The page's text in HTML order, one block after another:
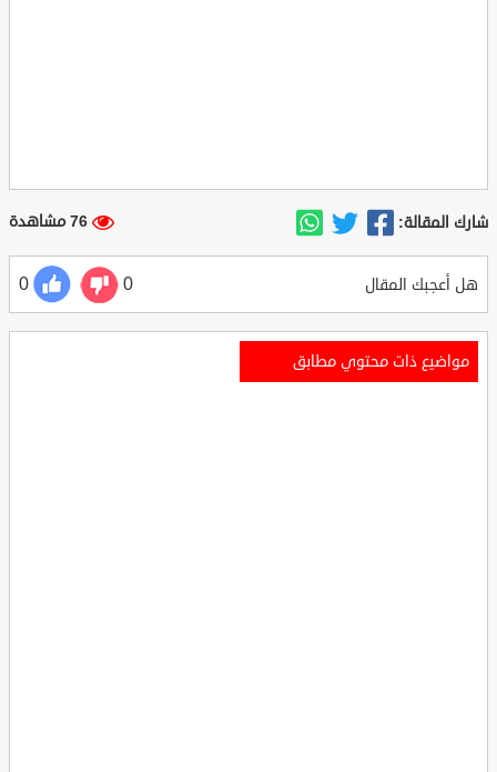
شارك المقالة: 76 مشاهدة
هل أعجبك المقال 0
0
مواضيع ذات محتوي مطابق